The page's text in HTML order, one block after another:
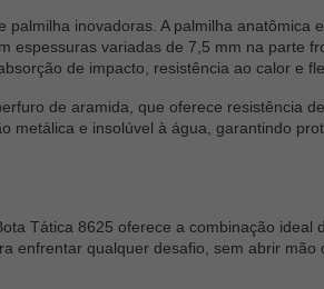
inovadoras. A palmilha anatômica
espessuras variadas de 7,5 mm na parte
de impacto, resistência ao calor e
de aramida, que oferece resistência
metálica e insolúvel à água, garantindo
Tática 8625 oferece a combinação ideal
enfrentar qualquer desafio, sem abrir mão